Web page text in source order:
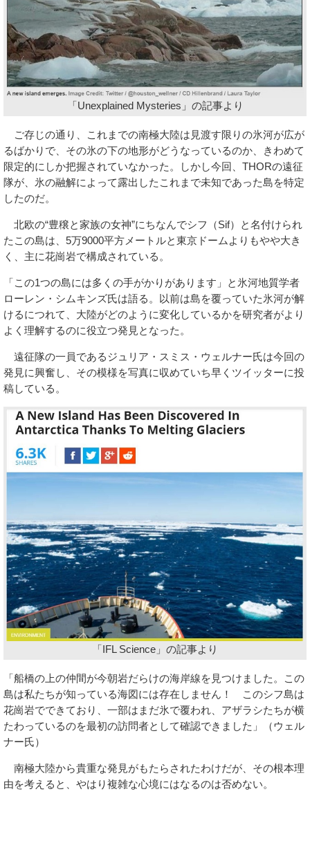
「Unexplained Mysteries」の記事より
ご存じの通り、これまでの南極大陸は見渡す限りの氷河が広が
るばかりで、その氷の下の地形がどうなっているのか、きわめて
限定的にしか把握されていなかった。しかし今回、THORの遠征
隊が、氷の融解によって露出したこれまで未知であった島を特定
したのだ。
北欧の“豊穣と家族の女神”にちなんでシフ（Sif）と名付けられ
たこの島は、5万9000平方メートルと東京ドームよりもやや大き
く、主に花崗岩で構成されている。
「この1つの島には多くの手がかりがあります」と氷河地質学者
ローレン・シムキンズ氏は語る。以前は島を覆っていた氷河が解
けるにつれて、大陸がどのように変化しているかを研究者がより
よく理解するのに役立つ発見となった。
遠征隊の一員であるジュリア・スミス・ウェルナー氏は今回の
発見に興奮し、その模様を写真に収めていち早くツイッターに投
稿している。
「IFL Science」の記事より
「船橋の上の仲間が今朝岩だらけの海岸線を見つけました。この
島は私たちが知っている海図には存在しません！ このシフ島は
花崗岩でできており、一部はまだ氷で覆われ、アザラシたちが横
たわっているのを最初の訪問者として確認できました」（ウェル
ナー氏）
南極大陸から貴重な発見がもたらされたわけだが、その根本理
由を考えると、やはり複雑な心境にはなるのは否めない。